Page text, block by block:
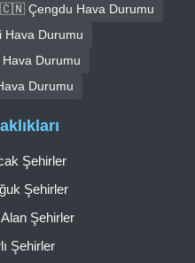
🇨🇳 Çengdu Hava Durumu
Durumu
Durumu
Durumu
Şehirler
Şehirler
Şehirler
Şehirler